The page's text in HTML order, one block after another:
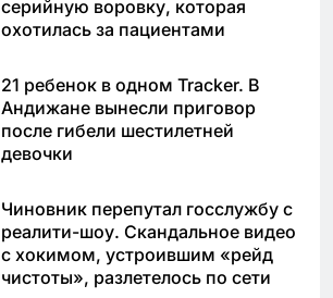
серийную воровку, которая
охотилась за пациентами
21 ребенок в одном Tracker. В
Андижане вынесли приговор
после гибели шестилетней
девочки
Чиновник перепутал госслужбу с
реалити-шоу. Скандальное видео
с хокимом, устроившим «рейд
чистоты», разлетелось по сети